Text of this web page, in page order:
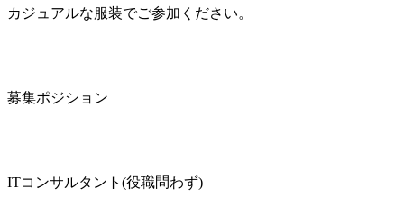
カジュアルな服装でご参加ください。
募集ポジション
ITコンサルタント(役職問わず)